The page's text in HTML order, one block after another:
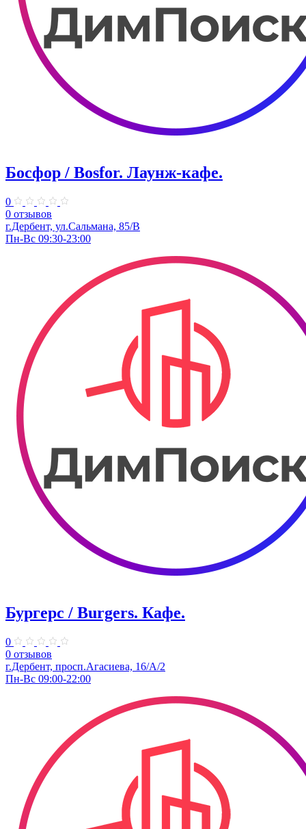
Босфор / Bosfor. ​Лаунж-кафе.
0
0 отзывов
г.Дербент, ул.​Сальмана, 85/В
Пн-Вс 09:30-23:00
Бургерс / Burgers. Кафе.
0
0 отзывов
г.Дербент, ​просп.Агасиева, 16/А/2
Пн-Вс 09:00-22:00